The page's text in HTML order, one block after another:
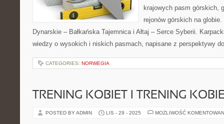
krajowych pasm górskich,
rejonów górskich na
Dynarskie – Bałkańska Tajemnica i Ałtaj – Serce Syberii.
wiedzy o wysokich i niskich pasmach, napisane z perspektywy
CATEGORIES: NORWEGIA
TRENING KOBIET I TRENING
POSTED BY ADMIN LIS - 29 - 2025 MOŻLIWOŚĆ